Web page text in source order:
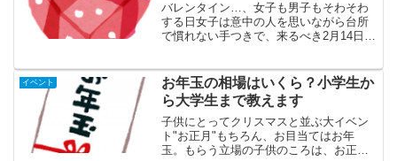
バレンタイン…、女子も男子もそわそわ
する日女子は意中の人を思いながら台所
で慣れない手つきで、来るべき2月14日に
る。または女子から呼び出しがないか、
ドキドキする日で...
イベント
お年玉の相場はいくら？小学生か
ら大学生まで教えます
子供にとってクリスマスと並ぶ大イベン
ト"お正月"もちろん、お目当てはお年
玉。もらう立場の子供のころは、お正月